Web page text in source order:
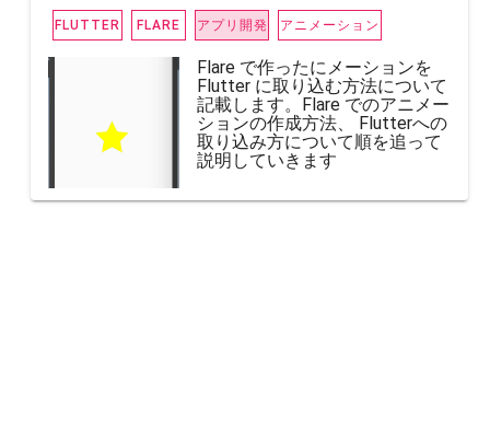
FLUTTER FLARE アプリ開発 アニメーション
Flare で作ったにメーションを
Flutter に取り込む方法について
記載します。Flare でのアニメー
ションの作成方法、 Flutterへの
取り込み方について順を追って
説明していきます